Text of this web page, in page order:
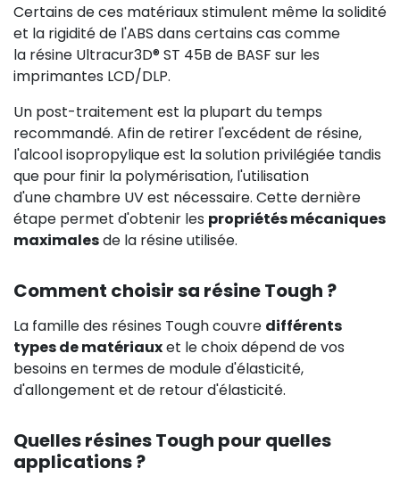
Certains de ces matériaux stimulent même la solidité
et la rigidité de l'ABS dans certains cas comme
la résine Ultracur3D® ST 45B de BASF sur les
imprimantes LCD/DLP.
Un post-traitement est la plupart du temps
recommandé. Afin de retirer l'excédent de résine,
l'alcool isopropylique est la solution privilégiée tandis
que pour finir la polymérisation, l'utilisation
d'une chambre UV est nécessaire. Cette dernière
étape permet d'obtenir les propriétés mécaniques
maximalesde la résine utilisée.
Comment choisir sa résine Tough ?
La famille des résines Tough couvre différents
types de matériauxet le choix dépend de vos
besoins en termes de module d'élasticité,
d'allongement et de retour d'élasticité.
Quelles résines Tough pour quelles
applications ?